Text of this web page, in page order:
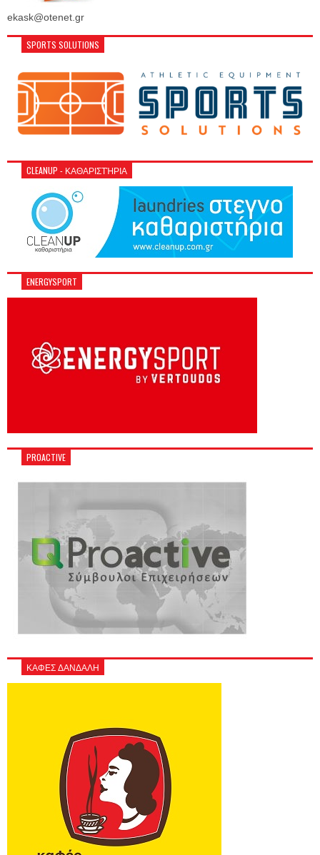
ekask@otenet.gr
SPORTS SOLUTIONS
CLEANUP - ΚΑΘΑΡΙΣΤΉΡΙΑ
ENERGYSPORT
PROACTIVE
ΚΑΦΕΣ ΔΑΝΔΑΛΗ